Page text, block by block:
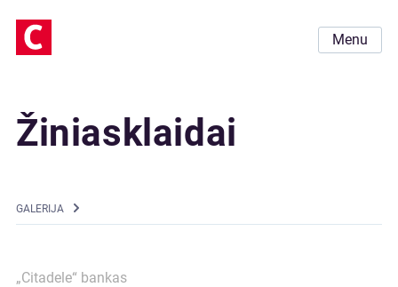
Menu
Žiniasklaidai
GALERIJA
„Citadele“ bankas